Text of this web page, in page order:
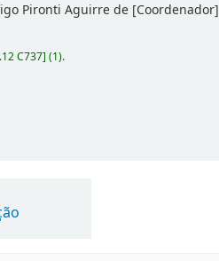
Pironti Aguirre de [Coordenador]
C737](1).